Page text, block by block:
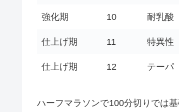
強化期 10 耐乳酸
仕上げ期 11 特異性
仕上げ期 12 テーパ
ハーフマラソンで100分切りでは